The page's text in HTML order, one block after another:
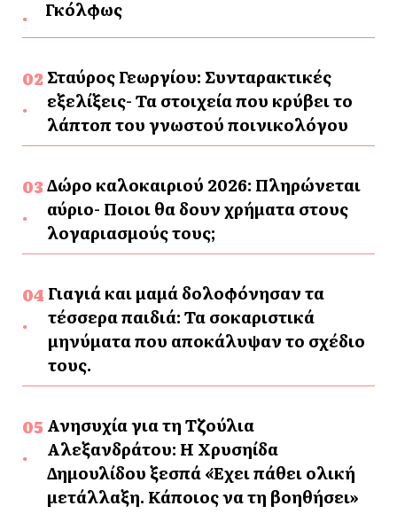
Γκόλφως
Σταύρος Γεωργίου: Συνταρακτικές
εξελίξεις- Τα στοιχεία που κρύβει το
λάπτοπ του γνωστού ποινικολόγου
Δώρο καλοκαιριού 2026: Πληρώνεται
αύριο- Ποιοι θα δουν χρήματα στους
λογαριασμούς τους;
Γιαγιά και μαμά δολοφόνησαν τα
τέσσερα παιδιά: Τα σοκαριστικά
μηνύματα που αποκάλυψαν το σχέδιο
τους.
Ανησυχία για τη Τζούλια
Αλεξανδράτου: Η Χρυσηίδα
Δημουλίδου ξεσπά «Έχει πάθει ολική
μετάλλαξη. Κάποιος να τη βοηθήσει»